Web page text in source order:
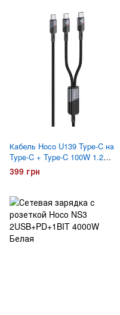
Кабель Hoco U139 Type-C на
Type-C + Type-C 100W 1.2
метра Черный
399 грн